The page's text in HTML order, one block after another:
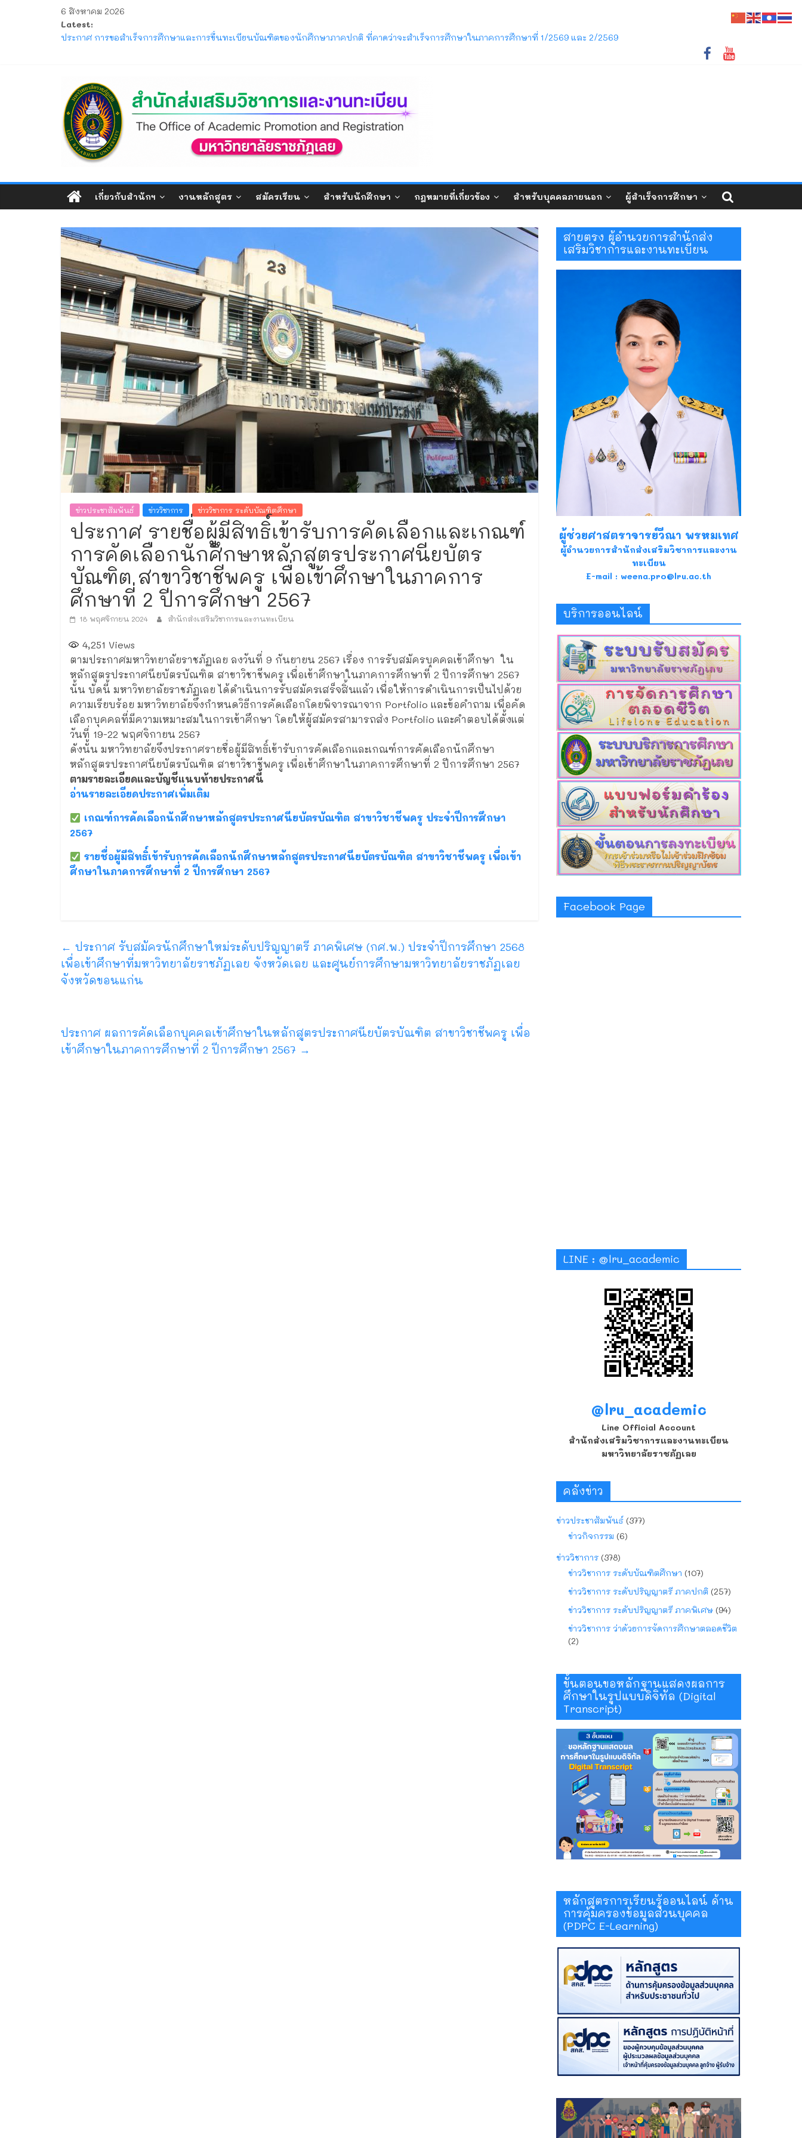
6 สิงหาคม 2026
Latest:
ประกาศ ให้นักศึกษาระดับปริญญาตรี ที่เข้าศึกษาปีการศึกษา 2569 พ้นสภาพจากการเป็นนักศึกษา ตามข้อบังคับมหาวิทยาลัยราชภัฏเลย ว่าด้วยการจัดการศึกษาระดับปริญญาตรี
ประกาศ รับสมัครและรับรายงานตัวนักศึกษาใหม่ ระดับปริญญาตรี ภาคปกติ (รอบมหกรรมวิชาการ) ประจำปีการศึกษา 2570
สำนัก
ส่ง
เสริม
วิชาการ
และ
งาน
ทะเบียน
เกี่ยวกับสำนักฯ งานหลักสูตร สมัครเรียน สำหรับนักศึกษา กฎหมายที่เกี่ยวข้อง สำหรับบุคคลภายนอก ผู้สำเร็จการศึกษา
ข่าวประชาสัมพันธ์ ข่าววิชาการ ข่าววิชาการ ระดับบัณฑิตศึกษา
ประกาศ รายชื่อผู้มีสิทธิ์เข้ารับการคัดเลือกและเกณฑ์
การคัดเลือกนักศึกษาหลักสูตรประกาศนียบัตร
บัณฑิต สาขาวิชาชีพครู เพื่อเข้าศึกษาในภาคการ
ศึกษาที่ 2 ปีการศึกษา 2567
18 พฤศจิกายน 2024 สำนักส่งเสริมวิชาการและงานทะเบียน
4,251 Views
ตามประกาศมหาวิทยาลัยราชภัฏเลย ลงวันที่ 9 กันยายน 2567 เรื่อง การรับสมัครบุคคลเข้าศึกษา ใน
หลักสูตรประกาศนียบัตรบัณฑิต สาขาวิชาชีพครู เพื่อเข้าศึกษาในภาคการศึกษาที่ 2 ปีการศึกษา 2567
นั้น บัดนี้ มหาวิทยาลัยราชภัฏเลย ได้ดำเนินการรับสมัครเสร็จสิ้นแล้ว เพื่อให้การดำเนินการเป็นไปด้วย
ความเรียบร้อย มหาวิทยาลัยจึงกำหนดวิธีการคัดเลือกโดยพิจารณาจาก Portfolio และข้อคำถาม เพื่อคัด
เลือกบุคคลที่มีความเหมาะสมในการเข้าศึกษา โดยให้ผู้สมัครสามารถส่ง Portfolio และคำตอบได้ตั้งแต่
วันที่ 19-22 พฤศจิกายน 2567
ดังนั้น มหาวิทยาลัยจึงประกาศรายชื่อผู้มีสิทธิ์เข้ารับการคัดเลือกและเกณฑ์การคัดเลือกนักศึกษา
หลักสูตรประกาศนียบัตรบัณฑิต สาขาวิชาชีพครู เพื่อเข้าศึกษาในภาคการศึกษาที่ 2 ปีการศึกษา 2567
ตามรายละเอียดและบัญชีแนบท้ายประกาศนี้
อ่านรายละเอียดประกาศเพิ่มเติม
เกณฑ์การคัดเลือกนักศึกษาหลักสูตรประกาศนียบัตรบัณฑิต สาขาวิชาชีพครู ประจำปีการศึกษา
2567
รายชื่อผู้มีสิทธิ์เข้ารับการคัดเลือกนักศึกษาหลักสูตรประกาศนียบัตรบัณฑิต สาขาวิชาชีพครู เพื่อเข้า
ศึกษาในภาคการศึกษาที่ 2 ปีการศึกษา 2567
← ประกาศ รับสมัครนักศึกษาใหม่ระดับปริญญาตรี ภาคพิเศษ (กศ.พ.) ประจำปีการศึกษา 2568
เพื่อเข้าศึกษาที่มหาวิทยาลัยราชภัฏเลย จังหวัดเลย และศูนย์การศึกษามหาวิทยาลัยราชภัฏเลย
จังหวัดขอนแก่น
ประกาศ ผลการคัดเลือกบุคคลเข้าศึกษาในหลักสูตรประกาศนียบัตรบัณฑิต สาขาวิชาชีพครู เพื่อ
เข้าศึกษาในภาคการศึกษาที่ 2 ปีการศึกษา 2567 →
สายตรง ผู้อำนวยการสำนักส่ง
เสริมวิชาการและงานทะเบียน
ผู้ช่วยศาสตราจารย์วีณา พรหมเทศ
ผู้อำนวยการสำนักส่งเสริมวิชาการและงาน
ทะเบียน
E-mail : weena.pro@lru.ac.th
บริการออนไลน์
Facebook Page
LINE : @lru_academic
@lru_academic
Line Official Account
สำนักส่งเสริมวิชาการและงานทะเบียน
มหาวิทยาลัยราชภัฏเลย
คลังข่าว
ข่าวประชาสัมพันธ์ (377)
ข่าวกิจกรรม (6)
ข่าววิชาการ (378)
ข่าววิชาการ ระดับบัณฑิตศึกษา (107)
ข่าววิชาการ ระดับปริญญาตรี ภาคปกติ (257)
ข่าววิชาการ ระดับปริญญาตรี ภาคพิเศษ (94)
ข่าววิชาการ ว่าด้วยการจัดการศึกษาตลอดชีวิต
(2)
ขั้นตอนขอหลักฐานแสดงผลการ
ศึกษาในรูปแบบดิจิทัล (Digital
Transcript)
หลักสูตรการเรียนรู้ออนไลน์ ด้าน
การคุ้มครองข้อมูลส่วนบุคคล
(PDPC E-Learning)